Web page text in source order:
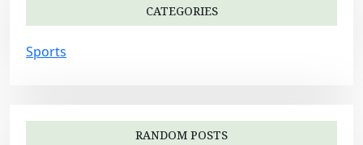
CATEGORIES
Sports
RANDOM POSTS